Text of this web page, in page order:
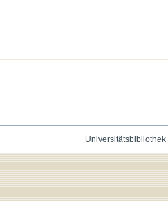
Universitätsbibliothek|